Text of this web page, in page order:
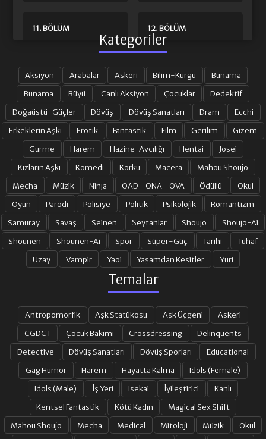
11. BÖLÜM 12. BÖLÜM
13. BÖLÜM 14. BÖLÜM
15. BÖLÜM 16. BÖLÜM
17. BÖLÜM 18. BÖLÜM
19. BÖLÜM 20. BÖLÜM
21. BÖLÜM 22. BÖLÜM
24. BÖLÜM
- 25. BÖLÜM 26. BÖLÜM
27. BÖLÜM 28. BÖLÜM
29. BÖLÜM 30. BÖLÜM
Kategoriler
Aksiyon Arabalar Askeri Bilim-Kurgu
Bunama
Bunama
Büyü Canlı Aksiyon Çocuklar
Dedektif
Doğaüstü-Güçler
Dövüş Dövüş Sanatları Dram
Ecchi
Erkeklerin Aşkı
Erotik Fantastik Film Gerilim
Gizem
Gurme
Harem Hazine-Avcılığı Hentai
Josei
Kızların Aşkı
Komedi Korku Macera
Mahou Shoujo
Mecha
Müzik Ninja OAD - ONA - OVA Ödüllü
Okul
Oyun
Parodi Polisiye Politik Psikolojik
Romantizm
Samuray
Savaş Seinen Şeytanlar Shoujo
Shoujo-Ai
Shounen
Shounen-Ai Spor Süper-Güç Tarihi
Tuhaf
Uzay
Vampir Yaoi Yaşamdan Kesitler Yuri
Temalar
Antropomorfik Aşk Statükosu Aşk Üçgeni
Askeri
CGDCT
Çocuk Bakımı Crossdressing
Delinquents
Detective
Dövüş Sanatları Dövüş Sporları
Educational
Gag Humor
Harem Hayatta Kalma
Idols (Female)
Idols (Male)
İş Yeri Isekai İyileştirici
Kanlı
Kentsel Fantastik
Kötü Kadın
Magical Sex Shift
Mahou Shoujo
Mecha Medical Mitoloji Müzik
Okul